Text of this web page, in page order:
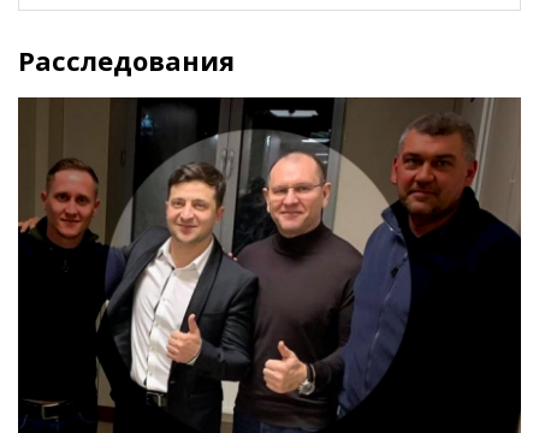
Расследования